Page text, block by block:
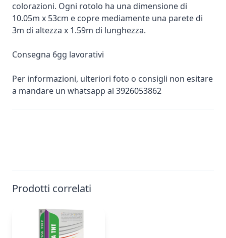
colorazioni. Ogni rotolo ha una dimensione di
10.05m x 53cm e copre mediamente una parete di
3m di altezza x 1.59m di lunghezza.
Consegna 6gg lavorativi
Per informazioni, ulteriori foto o consigli non esitare
a mandare un whatsapp al 3926053862
Prodotti correlati